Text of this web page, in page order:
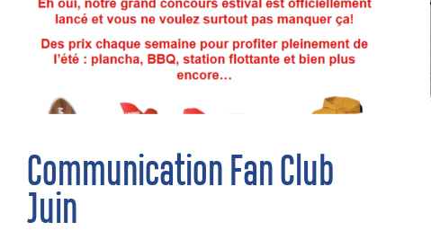
Communication Fan Club
Juin